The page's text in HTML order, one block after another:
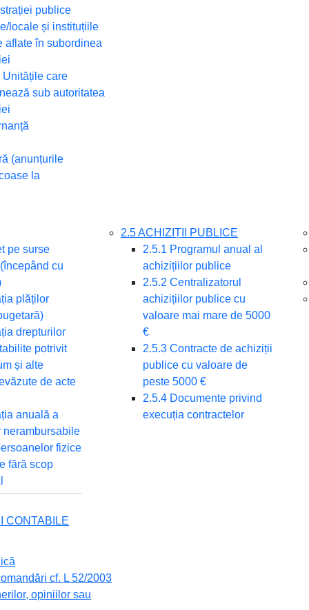
publice
locale și instituțiile
aflate în subordinea
Unitățile care
sub autoritatea
(anunțurile
la
pe surse
cu
plăților
drepturilor
potrivit
și alte
de acte
anuală a
nerambursabile
fizice
fără scop
CONTABILE
2.5 ACHIZIȚII PUBLICE
2.5.1 Programul anual al
achizițiilor publice
2.5.2 Centralizatorul
achizițiilor publice cu
valoare mai mare de 5000
€
2.5.3 Contracte de achiziții
publice cu valoare de
peste 5000 €
2.5.4 Documente privind
execuția contractelor
cf. L 52/2003
opiniilor sau